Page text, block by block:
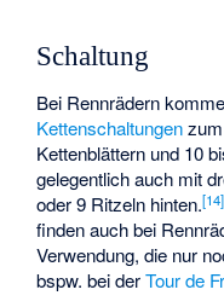
Schaltung
Bei Rennrädern
Kettenschaltungen
Kettenblättern und 10
gelegentlich auch mit
oder 9 Ritzeln hinten.[14]
finden auch bei
Verwendung, die nur
bspw. bei derTour de